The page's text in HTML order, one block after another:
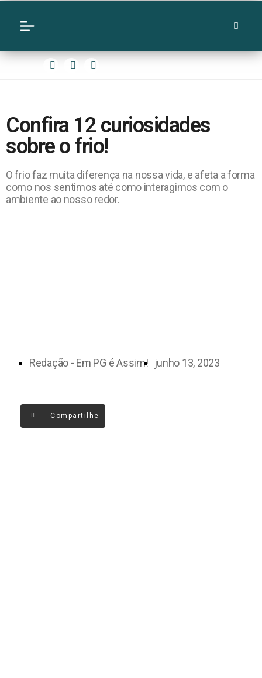
Confira 12 curiosidades
sobre o frio!
O frio faz muita diferença na nossa vida, e afeta a forma
como nos sentimos até como interagimos com o
ambiente ao nosso redor.
Redação - Em PG é Assim! junho 13, 2023
Compartilhe